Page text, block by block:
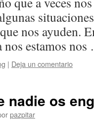
nos ayuden.
nos estamos
| Deja un comentario
nadie os
pazpitar